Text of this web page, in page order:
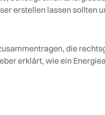
erstellen lassen sollten
die
erklärt, wie ein